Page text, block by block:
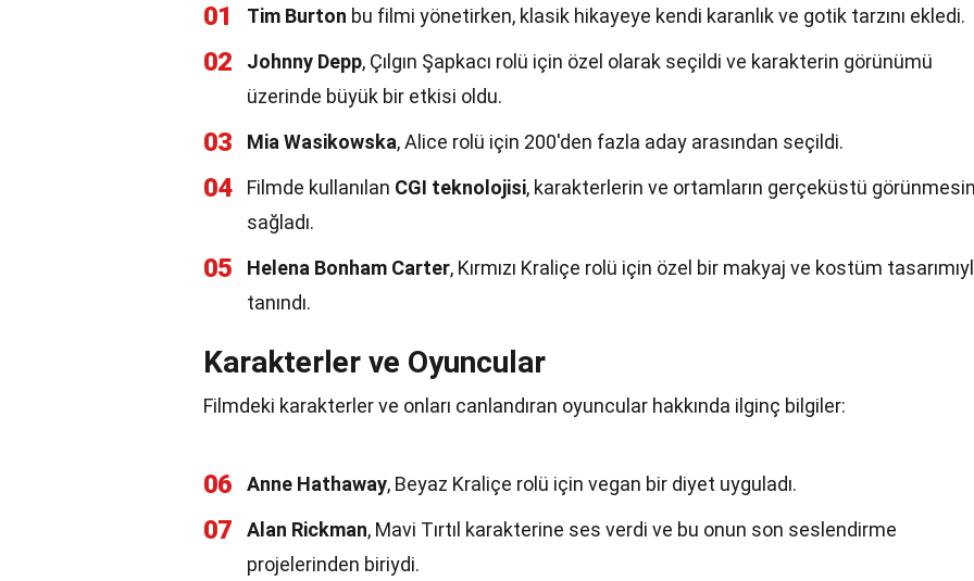
01 Tim Burton bu filmi yönetirken, klasik hikayeye kendi karanlık ve gotik tarzını ekledi.
02 Johnny Depp, Çılgın Şapkacı rolü için özel olarak seçildi ve karakterin görünümü
üzerinde büyük bir etkisi oldu.
03 Mia Wasikowska, Alice rolü için 200'den fazla aday arasından seçildi.
04 Filmde kullanılan CGI teknolojisi, karakterlerin ve ortamların gerçeküstü
sağladı.
05 Helena Bonham Carter, Kırmızı Kraliçe rolü için özel bir makyaj ve kostüm
tanındı.
Karakterler ve Oyuncular
Filmdeki karakterler ve onları canlandıran oyuncular hakkında ilginç bilgiler:
06 Anne Hathaway, Beyaz Kraliçe rolü için vegan bir diyet uyguladı.
07 Alan Rickman, Mavi Tırtıl karakterine ses verdi ve bu onun son seslendirme
projelerinden biriydi.